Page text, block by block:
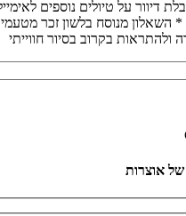
דיוור על טיולים נוספים
השאלון מנוסח בלשון זכר מטעמי
ולהתראות בקרוב בסיור חווייתי
אוצרות